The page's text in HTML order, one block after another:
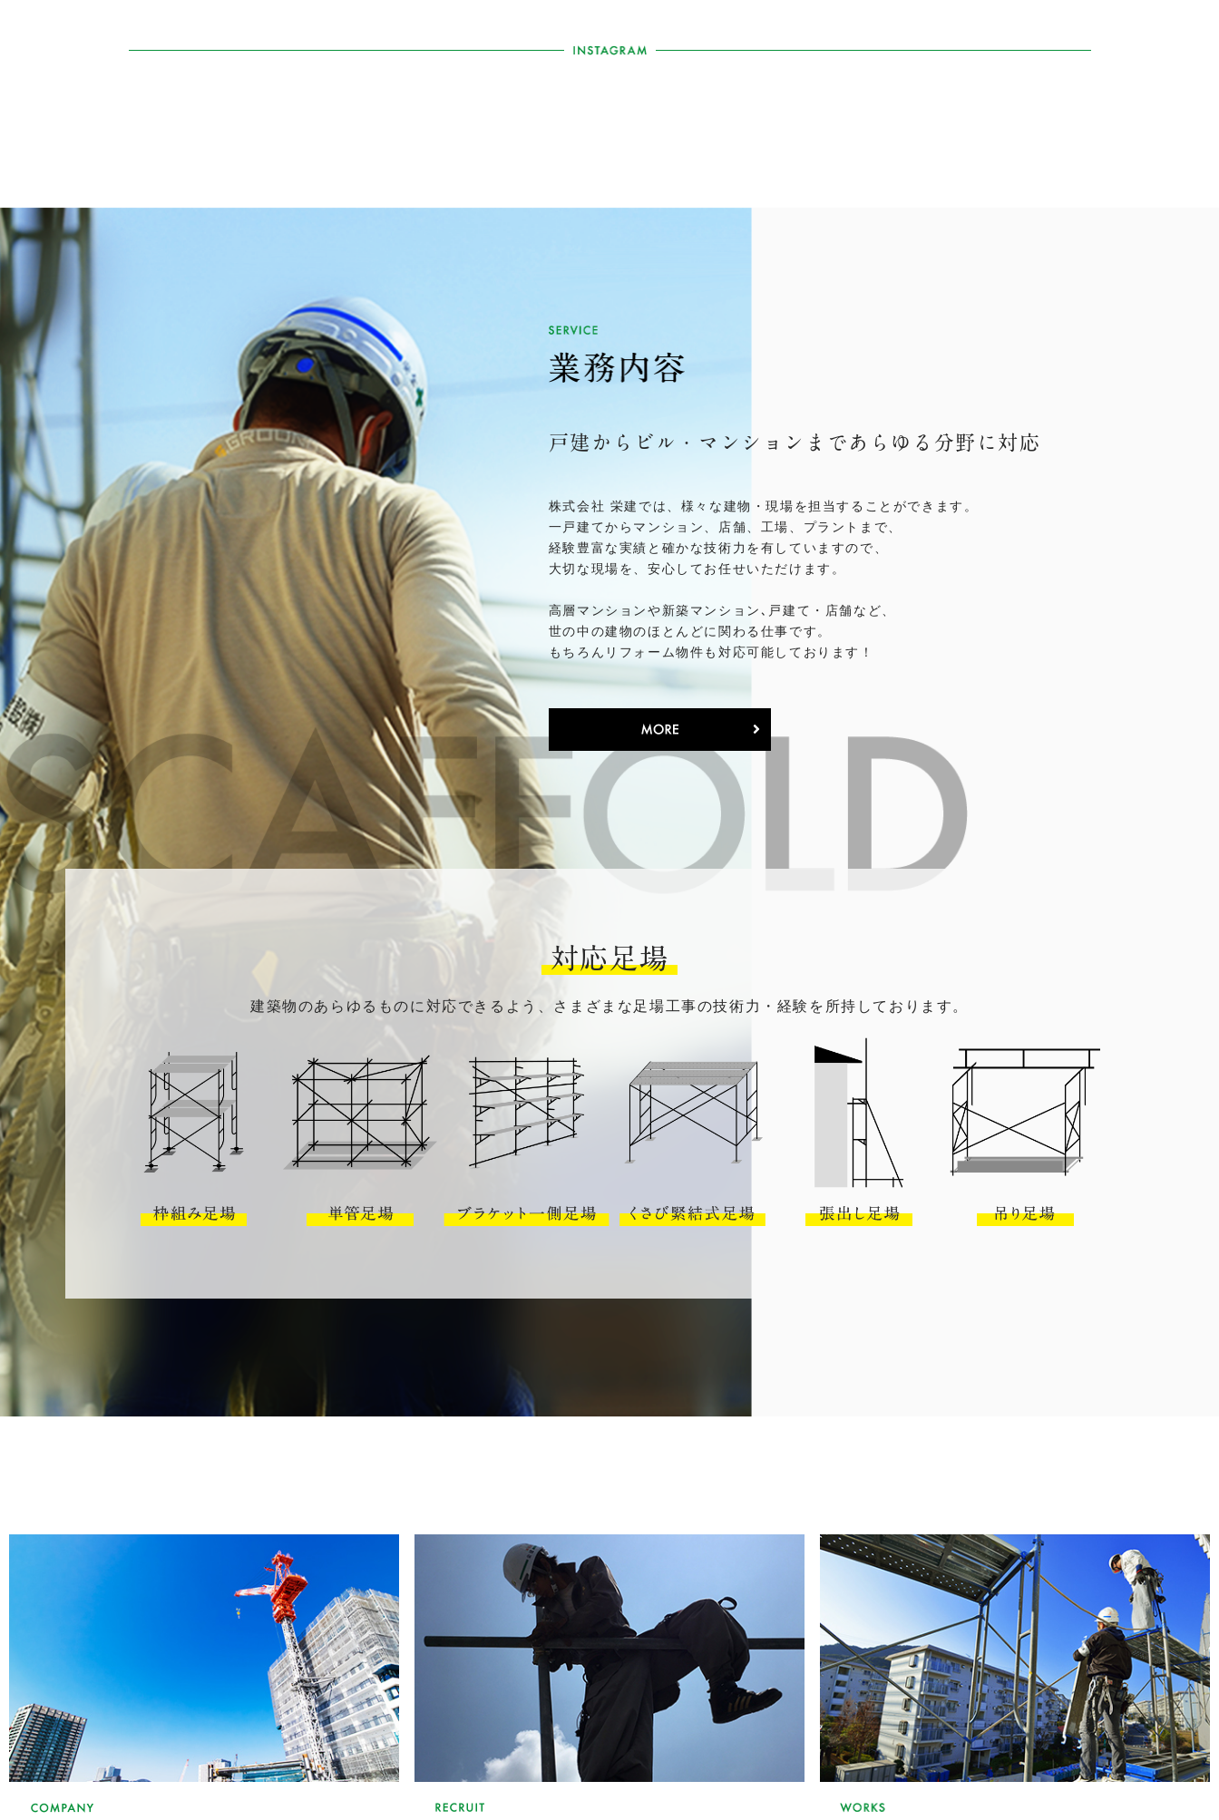
戸建からビル・マンションまで あらゆる分野に対応
株式会社 栄建では、様々な建物・現場を担当することができます。
一戸建てからマンション、店舗、工場、プラントまで、
経験豊富な実績と確かな技術力を有していますので、
大切な現場を、安心してお任せいただけます。
高層マンションや新築マンション､戸建て・店舗など、
世の中の建物のほとんどに関わる仕事です。
もちろんリフォーム物件も対応可能しております！
対応足場
建築物のあらゆるものに対応できるよう、さまざまな足場工事の技術力・経験を所持しております。